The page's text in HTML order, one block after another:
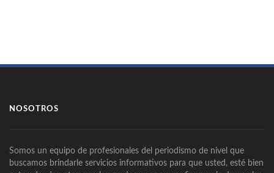
NOSOTROS
Somos un equipo de profesionales del periodismo de nivel que
buscamos brindarle servicios informativos para que usted, esté bien